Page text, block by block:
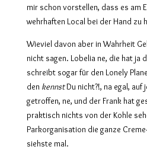
mir schon vorstellen, dass es am
wehrhaften Local bei der Hand zu
Wieviel davon aber in Wahrheit
nicht sagen. Lobelia ne, die hat ja
schreibt sogar für den Lonely
den kennstDu nicht?!, na egal, auf
getroffen, ne, und der Frank hat
praktisch nichts von der Kohle
Parkorganisation die ganze
siehste mal.